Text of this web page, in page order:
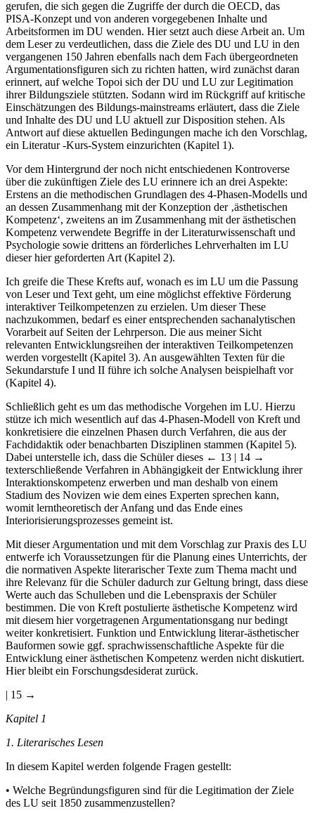
gerufen, die sich gegen die Zugriffe der durch die OECD, das
PISA-Konzept und von anderen vorgegebenen Inhalte und
Arbeitsformen im DU wenden. Hier setzt auch diese Arbeit an. Um
dem Leser zu verdeutlichen, dass die Ziele des DU und LU in den
vergangenen 150 Jahren ebenfalls nach dem Fach übergeordneten
Argumentationsfiguren sich zu richten hatten, wird zunächst daran
erinnert, auf welche Topoi sich der DU und LU zur Legitimation
ihrer Bildungsziele stützten. Sodann wird im Rückgriff auf kritische
Einschätzungen des Bildungs-mainstreams erläutert, dass die Ziele
und Inhalte des DU und LU aktuell zur Disposition stehen. Als
Antwort auf diese aktuellen Bedingungen mache ich den Vorschlag,
ein Literatur -Kurs-System einzurichten (Kapitel 1).
Vor dem Hintergrund der noch nicht entschiedenen Kontroverse
über die zukünftigen Ziele des LU erinnere ich an drei Aspekte:
Erstens an die methodischen Grundlagen des 4-Phasen-Modells und
an dessen Zusammenhang mit der Konzeption der ‚ästhetischen
Kompetenz‘, zweitens an im Zusammenhang mit der ästhetischen
Kompetenz verwendete Begriffe in der Literaturwissenschaft und
Psychologie sowie drittens an förderliches Lehrverhalten im LU
dieser hier geforderten Art (Kapitel 2).
Ich greife die These Krefts auf, wonach es im LU um die Passung
von Leser und Text geht, um eine möglichst effektive Förderung
interaktiver Teilkompetenzen zu erzielen. Um dieser These
nachzukommen, bedarf es einer entsprechenden sachanalytischen
Vorarbeit auf Seiten der Lehrperson. Die aus meiner Sicht
relevanten Entwicklungsreihen der interaktiven Teilkompetenzen
werden vorgestellt (Kapitel 3). An ausgewählten Texten für die
Sekundarstufe I und II führe ich solche Analysen beispielhaft vor
(Kapitel 4).
Schließlich geht es um das methodische Vorgehen im LU. Hierzu
stütze ich mich wesentlich auf das 4-Phasen-Modell von Kreft und
konkretisiere die einzelnen Phasen durch Verfahren, die aus der
Fachdidaktik oder benachbarten Disziplinen stammen (Kapitel 5).
Dabei unterstelle ich, dass die Schüler dieses ← 13 | 14 →
texterschließende Verfahren in Abhängigkeit der Entwicklung ihrer
Interaktionskompetenz erwerben und man deshalb von einem
Stadium des Novizen wie dem eines Experten sprechen kann,
womit lerntheoretisch der Anfang und das Ende eines
Interiorisierungsprozesses gemeint ist.
Mit dieser Argumentation und mit dem Vorschlag zur Praxis des LU
entwerfe ich Voraussetzungen für die Planung eines Unterrichts, der
die normativen Aspekte literarischer Texte zum Thema macht und
ihre Relevanz für die Schüler dadurch zur Geltung bringt, dass diese
Werte auch das Schulleben und die Lebenspraxis der Schüler
bestimmen. Die von Kreft postulierte ästhetische Kompetenz wird
mit diesem hier vorgetragenen Argumentationsgang nur bedingt
weiter konkretisiert. Funktion und Entwicklung literar-ästhetischer
Bauformen sowie ggf. sprachwissenschaftliche Aspekte für die
Entwicklung einer ästhetischen Kompetenz werden nicht diskutiert.
Hier bleibt ein Forschungsdesiderat zurück.
| 15 →
Kapitel 1
1. Literarisches Lesen
In diesem Kapitel werden folgende Fragen gestellt:
• Welche Begründungsfiguren sind für die Legitimation der Ziele
des LU seit 1850 zusammenzustellen?